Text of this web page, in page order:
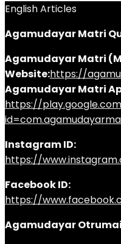
English Articles
Agamudayar Matri
Agamudayar Matri
Website:https://
Agamudayar Matri
https://
Instagram ID:
https://
Facebook ID:
https://
Agamudayar